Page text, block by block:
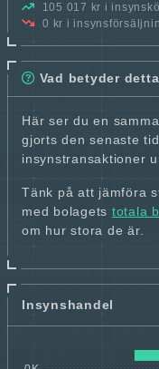
105 017 kr i
0 kr i
Vad betyder
Här ser du en
gjorts den senaste
insynstransaktioner
Tänk på att jämföra
med bolagets totala
om hur stora de är.
Insynshandel